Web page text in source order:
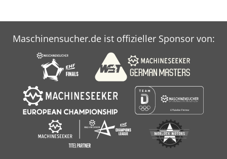
Maschinensucher.de ist offizieller Sponsor von: